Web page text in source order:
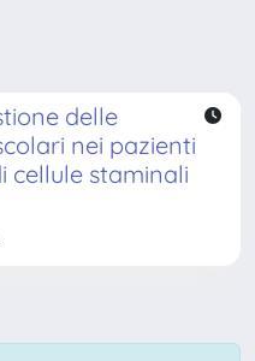
delle
nei pazienti
cellule staminali